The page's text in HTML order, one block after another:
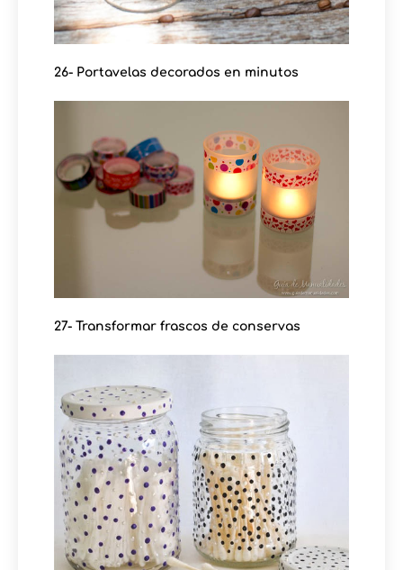
26- Portavelas decorados en minutos
27- Transformar frascos de conservas